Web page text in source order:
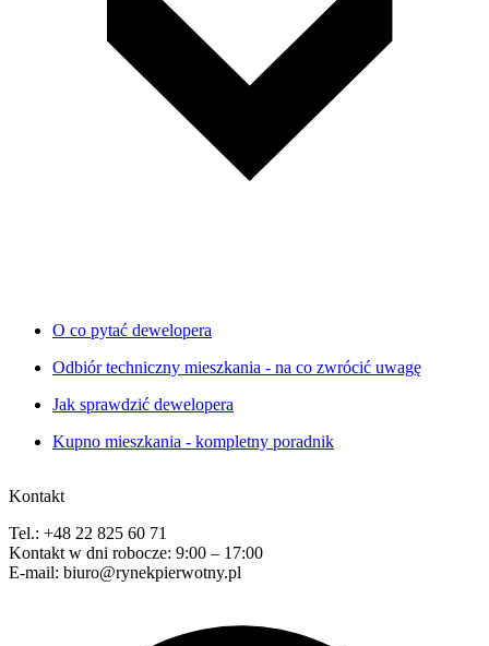
O co pytać dewelopera
Odbiór techniczny mieszkania - na co zwrócić uwagę
Jak sprawdzić dewelopera
Kupno mieszkania - kompletny poradnik
Kontakt
Tel.: +48 22 825 60 71
Kontakt w dni robocze: 9:00 – 17:00
E-mail: biuro@rynekpierwotny.pl